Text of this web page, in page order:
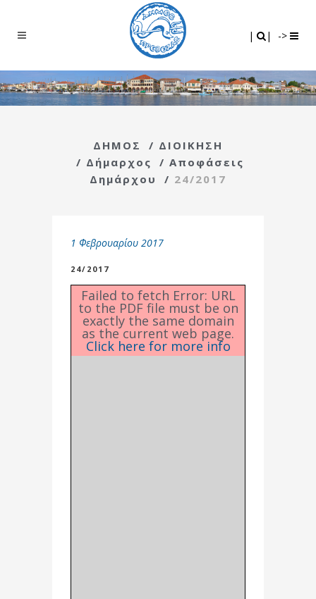
| | ->
ΔΗΜΟΣ / ΔΙΟΙΚΗΣΗ
/ Δήμαρχος / Αποφάσεις
Δημάρχου
/ 24/2017
1 Φεβρουαρίου 2017
24/2017
Failed to fetch Error: URL
to the PDF file must be on
exactly the same domain
as the current web page.
Click here for more info